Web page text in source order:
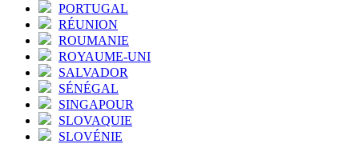
PORTUGAL
RÉUNION
ROUMANIE
ROYAUME-UNI
SALVADOR
SÉNÉGAL
SINGAPOUR
SLOVAQUIE
SLOVÉNIE